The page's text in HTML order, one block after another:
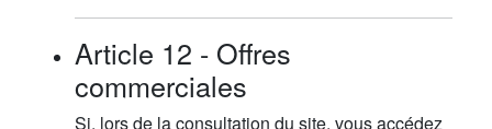
Article 12 - Offres
commerciales
Si, lors de la consultation du site, vous accédez